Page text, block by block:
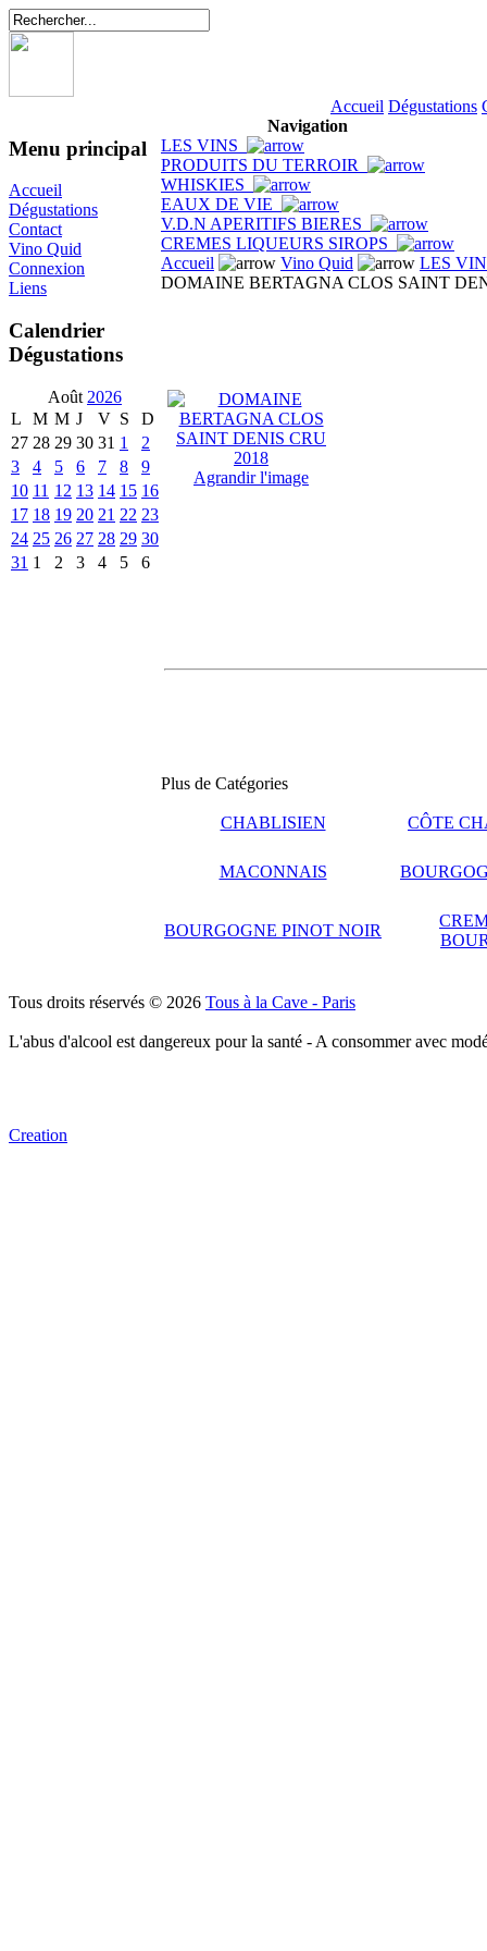
Accueil Dégustations
Menu principal
Accueil
Dégustations
Contact
Vino Quid
Connexion
Liens
Calendrier
Dégustations
Août 2026
L
M M J V S
D
27 28 29 30 31 1
2
3
4 5 6 7 8
9
10 11 12 13 14 15 16
17 18 19 20 21 22 23
24 25 26 27 28 29 30
31 1 2 3 4 5 6
Navigation
LES VINS
PRODUITS DU TERROIR
WHISKIES
EAUX DE VIE
V.D.N APERITIFS BIERES
CREMES LIQUEURS SIROPS
Accueil
Vino Quid
LES
DOMAINE BERTAGNA CLOS SAINT
Agrandir l'image
Plus de Catégories
CHABLISIEN CÔTE
MACONNAIS
BOURGOGNE PINOT NOIR
Tous droits réservés © 2026 Tous à la Cave - Paris
L'abus d'alcool est dangereux pour la santé - A consommer avec
Creation